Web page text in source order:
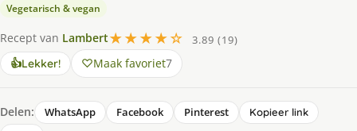
Vegetarisch & vegan
Recept van Lambert★★★★☆
3.89 (19)
👍Lekker! Maak favoriet7
Delen: WhatsApp Facebook Pinterest
Kopieer link